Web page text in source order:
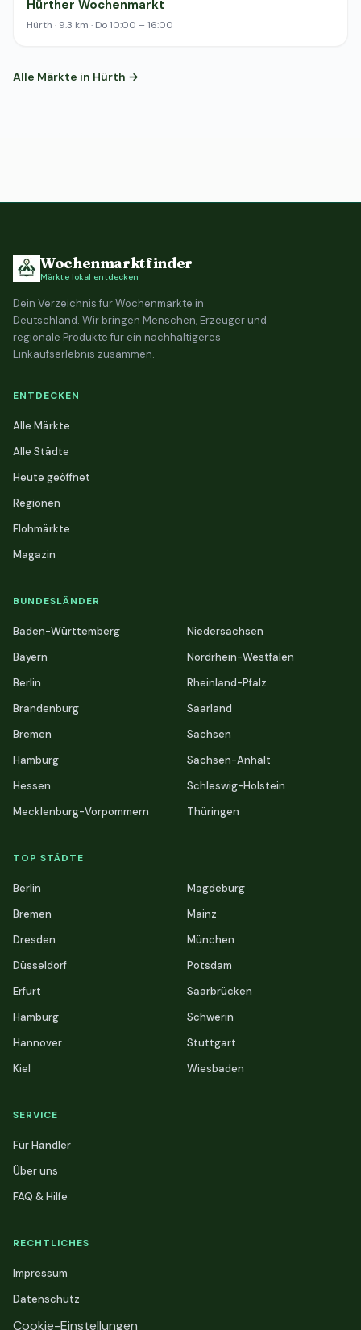
Hürther Wochenmarkt
Hürth · 9.3 km · Do 10:00 – 16:00
Alle Märkte in Hürth →
Wochenmarktfinder
Märkte lokal entdecken
Dein Verzeichnis für Wochenmärkte in
Deutschland. Wir bringen Menschen, Erzeuger und
regionale Produkte für ein nachhaltigeres
Einkaufserlebnis zusammen.
ENTDECKEN
Alle Märkte
Alle Städte
Heute geöffnet
Regionen
Flohmärkte
Magazin
BUNDESLÄNDER
Baden-Württemberg
Bayern
Berlin
Brandenburg
Bremen
Hamburg
Hessen
Mecklenburg-Vorpommern
Niedersachsen
Nordrhein-Westfalen
Rheinland-Pfalz
Saarland
Sachsen
Sachsen-Anhalt
Schleswig-Holstein
Thüringen
TOP STÄDTE
Berlin
Bremen
Dresden
Düsseldorf
Erfurt
Hamburg
Hannover
Kiel
Magdeburg
Mainz
München
Potsdam
Saarbrücken
Schwerin
Stuttgart
Wiesbaden
SERVICE
Für Händler
Über uns
FAQ & Hilfe
RECHTLICHES
Impressum
Datenschutz
Cookie-Einstellungen